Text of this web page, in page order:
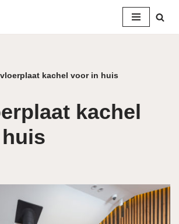
kachel voor in huis
kachel